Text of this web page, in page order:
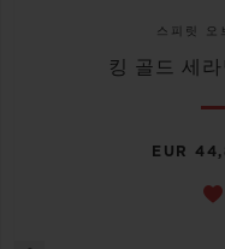
스피릿 오
킹 골드 세
EUR